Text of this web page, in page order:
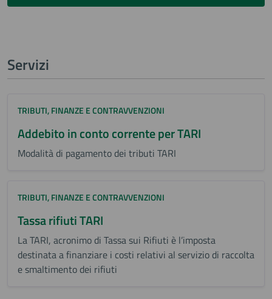
Servizi
TRIBUTI, FINANZE E CONTRAVVENZIONI
Addebito in conto corrente per TARI
Modalità di pagamento dei tributi TARI
TRIBUTI, FINANZE E CONTRAVVENZIONI
Tassa rifiuti TARI
La TARI, acronimo di Tassa sui Rifiuti è l’imposta
destinata a finanziare i costi relativi al servizio di raccolta
e smaltimento dei rifiuti